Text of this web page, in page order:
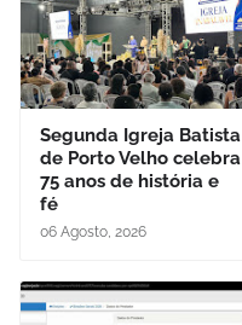
Segunda Igreja Batista
de Porto Velho celebra
75 anos de história e
fé
06 Agosto, 2026